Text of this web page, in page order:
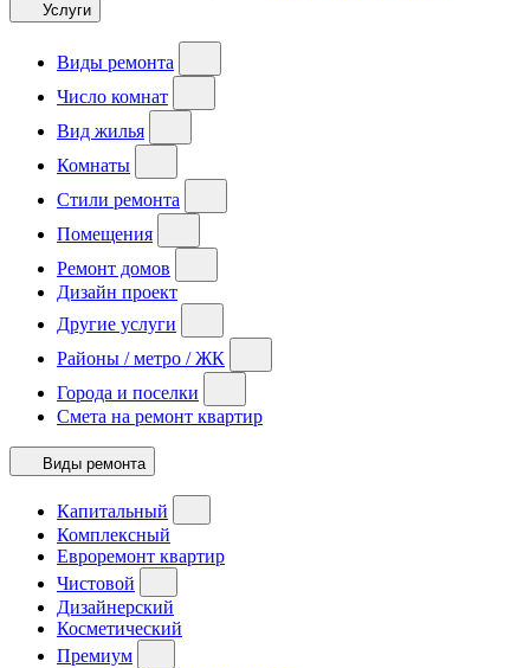
Услуги
Виды ремонта
Число комнат
Вид жилья
Комнаты
Стили ремонта
Помещения
Ремонт домов
Дизайн проект
Другие услуги
Районы / метро / ЖК
Города и поселки
Смета на ремонт квартир
Виды ремонта
Капитальный
Комплексный
Евроремонт квартир
Чистовой
Дизайнерский
Косметический
Премиум